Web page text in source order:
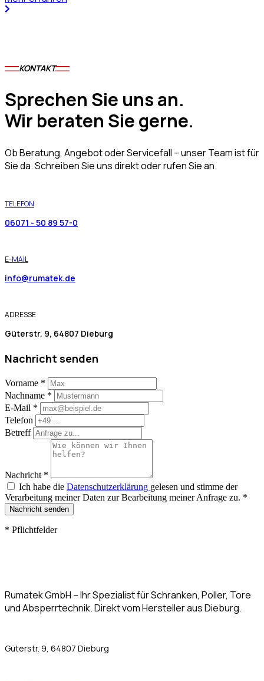
KONTAKT
Sprechen Sie uns an.
Wir beraten Sie gerne.
Ob Beratung, Angebot oder Servicefall – unser Team ist für
Sie da. Schreiben Sie uns direkt oder rufen Sie an.
TELEFON
06071 - 50 89 57-0
E-MAIL
info@rumatek.de
ADRESSE
Güterstr. 9, 64807 Dieburg
Nachricht senden
Vorname *
Nachname *
E-Mail *
Telefon
Betreff
Nachricht *
Ich habe die Datenschutzerklärung gelesen und stimme der
Verarbeitung meiner Daten zur Bearbeitung meiner Anfrage zu. *
Nachricht senden
* Pflichtfelder
Rumatek GmbH – Ihr Spezialist für Schranken, Poller, Tore
und Absperrtechnik. Direkt vom Hersteller aus Dieburg.
Güterstr. 9, 64807 Dieburg